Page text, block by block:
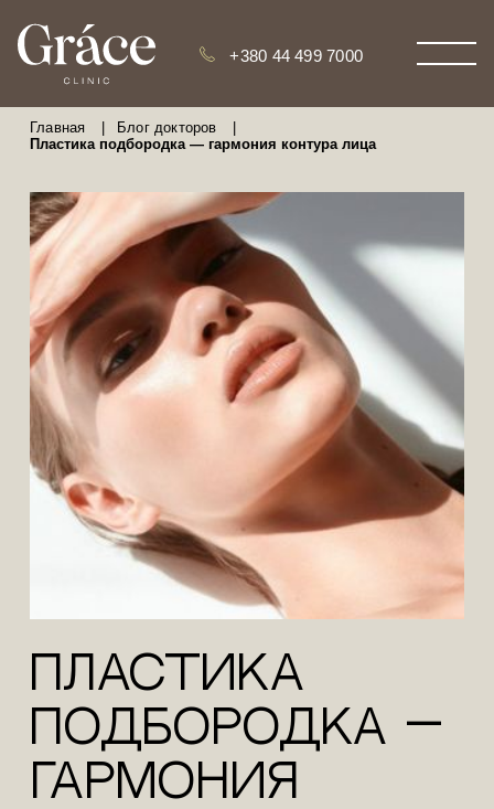
+380 44 499 7000
Главная Блог докторов
Пластика подбородка — гармония контура лица
Пластика
подбородка —
гармония